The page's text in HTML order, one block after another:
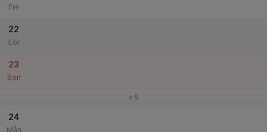
Fre
22
Lör
23
Sön
v.9
24
Mån